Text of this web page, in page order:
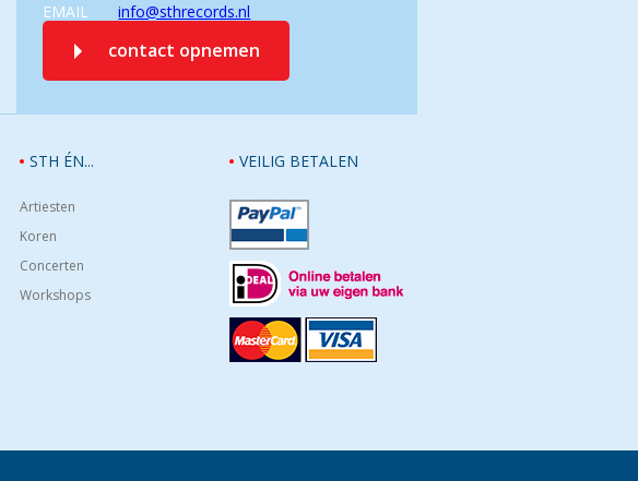
EMAIL info@sthrecords.nl
contact opnemen
VEILIG BETALEN
STH ÉN...
Artiesten
Koren
Concerten
Workshops